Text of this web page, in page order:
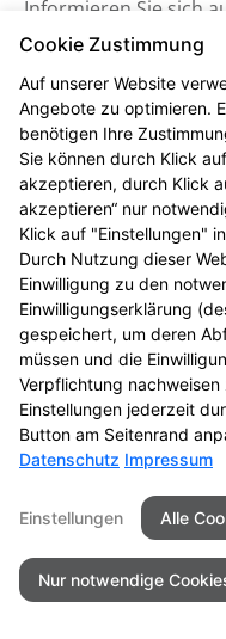
Informieren Sie sich
besuchen Sie uns
© 2026
Cookie Zustimmung
Auf unserer Website
Angebote zu optimieren.
benötigen Ihre
Sie können durch Klick
akzeptieren, durch Klick
akzeptieren“ nur
Klick auf "Einstellungen"
Durch Nutzung dieser
Einwilligung zu den
Einwilligungserklärung
gespeichert, um deren
müssen und die
Verpflichtung
Einstellungen jederzeit
Button am Seitenrand
Datenschutz Impressum
Einstellungen Alle
Nur notwendige